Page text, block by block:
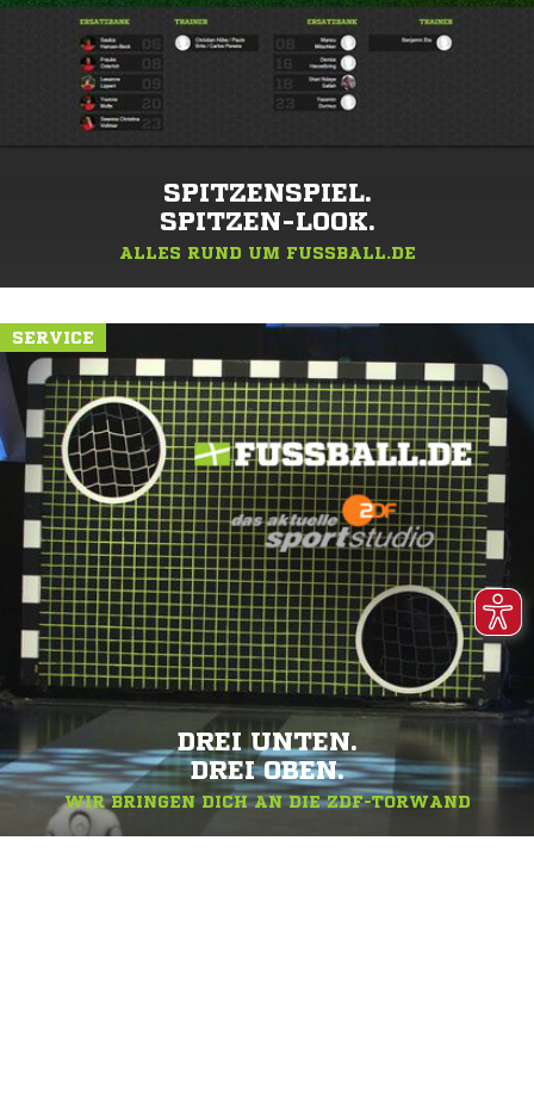
SPITZENSPIEL.
SPITZEN-LOOK.
ALLES RUND UM FUSSBALL.DE
SERVICE
DREI UNTEN.
DREI OBEN.
WIR BRINGEN DICH AN DIE ZDF-TORWAND